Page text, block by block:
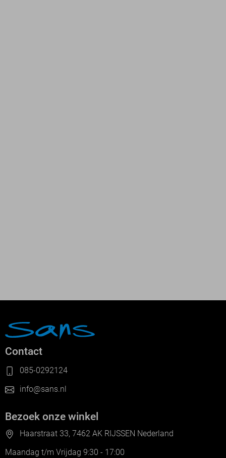
Contact
085-0292124
info@sans.nl
Bezoek onze winkel
Haarstraat 33, 7462 AK RIJSSEN Nederland
Maandag t/m Vrijdag 9:30 - 17:00